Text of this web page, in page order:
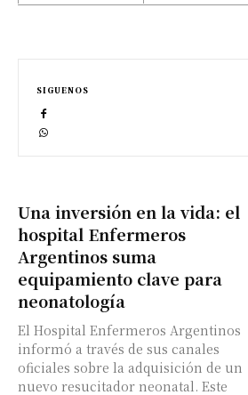
Una inversión en la vida: el
hospital Enfermeros
Argentinos suma
equipamiento clave para
neonatología
El Hospital Enfermeros Argentinos
informó a través de sus canales
oficiales sobre la adquisición de un
nuevo resucitador neonatal. Este
SIGUENOS